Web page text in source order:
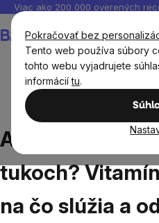
Pokračovať bez
Tento web používa súbory
tohto webu vyjadrujete
informáciítu.
Prejsť
obsah
Viac ako 200 000 overených
Aké sú vitamíny
E a K, na čo slúžia a odkiaľ ich
Aké sú vitamíny
tukoch?
na čo slúžia a